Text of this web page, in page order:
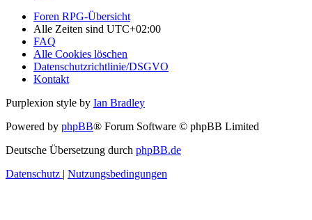
Foren RPG-Übersicht
Alle Zeiten sind UTC+02:00
FAQ
Alle Cookies löschen
Datenschutzrichtlinie/DSGVO
Kontakt
Purplexion style by Ian Bradley
Powered by phpBB® Forum Software © phpBB Limited
Deutsche Übersetzung durch phpBB.de
Datenschutz | Nutzungsbedingungen